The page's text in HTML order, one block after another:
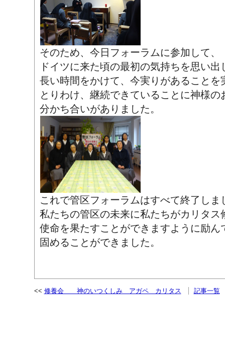
そのため、今日フォーラムに参加して、
ドイツに来た頃の最初の気持ちを思い出
長い時間をかけて、今実りがあることを
とりわけ、継続できていることに神様の
分かち合いがありました。
これで管区フォーラムはすべて終了しま
私たちの管区の未来に私たちがカリタス
使命を果たすことができますように励ん
固めることができました。
修養会 神のいつくしみ アガペ カリタス 記事一覧